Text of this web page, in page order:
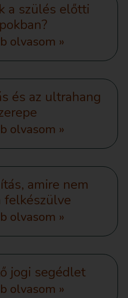
a szülés előtti
olvasom »
és az ultrahang
olvasom »
amire nem
felkészülve
olvasom »
jogi segédlet
olvasom »